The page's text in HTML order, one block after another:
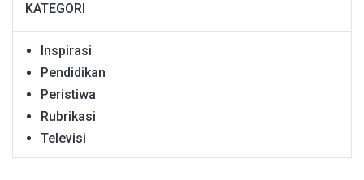
KATEGORI
Inspirasi
Pendidikan
Peristiwa
Rubrikasi
Televisi